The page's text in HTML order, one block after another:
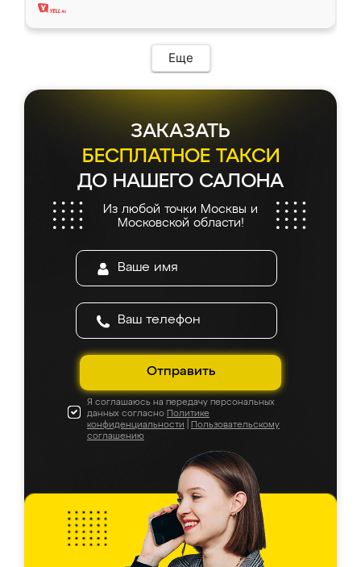
Еще
ЗАКАЗАТЬ
БЕСПЛАТНОЕ ТАКСИ
ДО НАШЕГО САЛОНА
Из любой точки Москвы и
Московской области!
Отправить
Я соглашаюсь на передачу персональных
данных согласно Политике
конфиденциальности
Пользовательскому
соглашению